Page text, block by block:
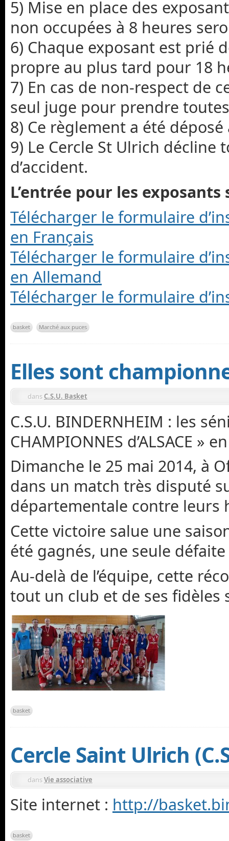
5) Mise en place des
non occupées à 8 heures
6) Chaque exposant est prié
propre au plus tard pour 18
7) En cas de non-respect de
seul juge pour prendre
8) Ce règlement a été
9) Le Cercle St Ulrich
d’accident.
L’entrée pour les exposants
Télécharger le formulaire
en Français
Télécharger le formulaire
en Allemand
Télécharger le formulaire
basket Marché aux puces
Elles sont
dans C.S.U. Basket
C.S.U. BINDERNHEIM : les
CHAMPIONNES d’ALSACE »
Dimanche le 25 mai 2014, à
dans un match très disputé
départementale contre leurs
Cette victoire salue une
été gagnés, une seule
Au-delà de l’équipe, cette
tout un club et de ses fidèles
basket
Cercle Saint Ulrich
dansVie associative
Site internet : http://
basket